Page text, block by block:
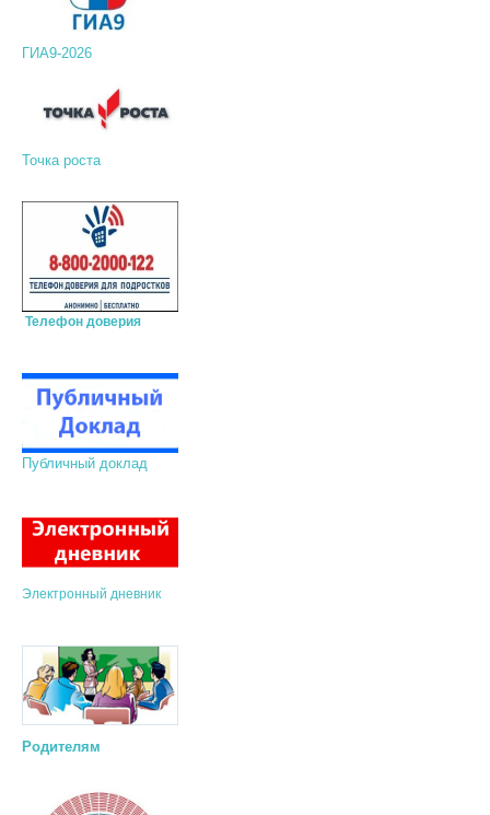
ГИА9-2026
Точка роста
Телефон доверия
Публичный доклад
Электронный дневник
Родителям